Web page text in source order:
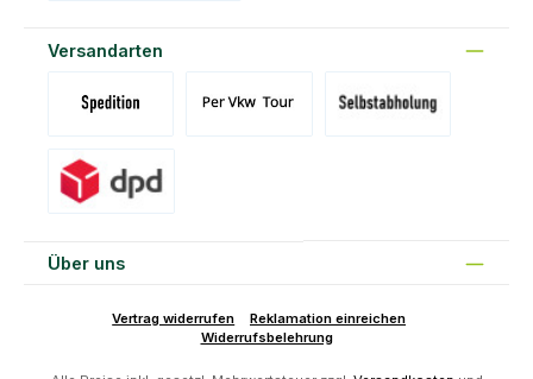
Versandarten
Über uns
Vertrag widerrufen
Reklamation einreichen
Widerrufsbelehrung